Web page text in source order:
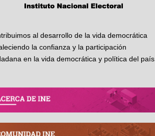
al desarrollo de la vida democrática
la confianza y la participación
en la vida democrática y política del país.